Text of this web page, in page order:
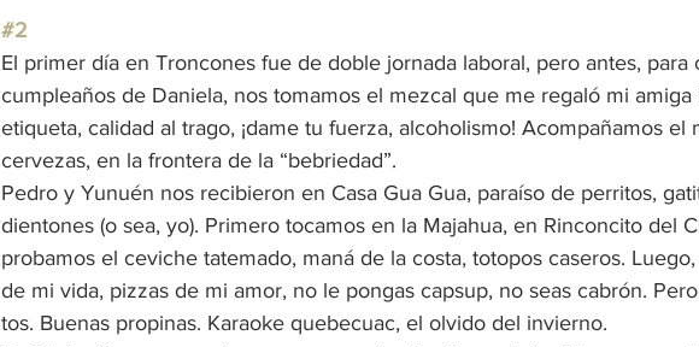
#2
El primer día en Troncones fue de doble jornada laboral, pero antes, para
cumpleaños de Daniela, nos tomamos el mezcal que me regaló mi amiga
etiqueta, calidad al trago, ¡dame tu fuerza, alcoholismo! Acompañamos el
cervezas, en la frontera de la “bebriedad”.
Pedro y Yunuén nos recibieron en Casa Gua Gua, paraíso de perritos,
dientones (o sea, yo). Primero tocamos en la Majahua, en Rinconcito del
probamos el ceviche tatemado, maná de la costa, totopos caseros.
de mi vida, pizzas de mi amor, no le pongas capsup, no seas cabrón.
tos. Buenas propinas. Karaoke quebecuac, el olvido del invierno.